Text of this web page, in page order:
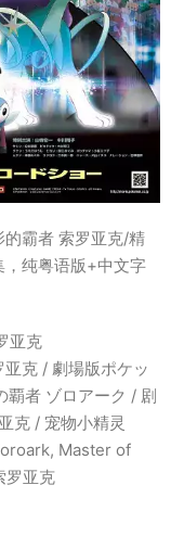
霸者 索罗亚克/精
，纯粤语版+中文字
亚克
克 / 劇場版ポケッ
覇者 ゾロアーク / 剧
克 / 宠物小精灵
Master of
罗亚克